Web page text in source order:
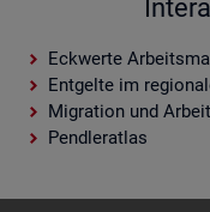
Eckwerte
Entgelte im
Migration und
Pendleratlas